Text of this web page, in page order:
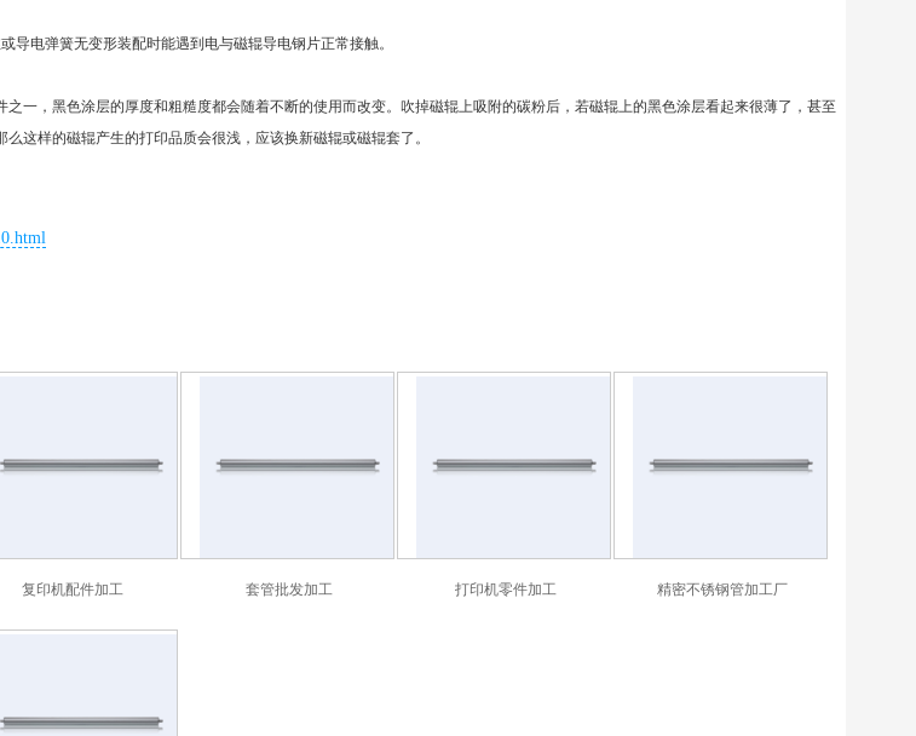
导电弹簧无变形装配时能遇到电与磁辊导电钢片正常接触。
一，黑色涂层的厚度和粗糙度都会随着不断的使用而改变。吹掉磁辊上吸附的碳粉后，若磁辊上的黑色涂层看起来很薄了，甚至
这样的磁辊产生的打印品质会很浅，应该换新磁辊或磁辊套了。
复印机配件加工 套管批发加工 打印机零件加工 精密不锈钢管加工厂